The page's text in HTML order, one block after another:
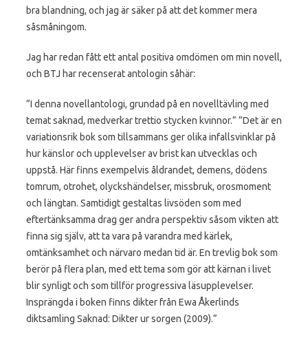
bra blandning, och jag är säker på att det kommer mera
såsmåningom.
Jag har redan fått ett antal positiva omdömen om min novell,
och BTJ har recenserat antologin såhär:
”I denna novellantologi, grundad på en novelltävling med
temat saknad, medverkar trettio stycken kvinnor.” ”Det är en
variationsrik bok som tillsammans ger olika infallsvinklar på
hur känslor och upplevelser av brist kan utvecklas och
uppstå. Här finns exempelvis åldrandet, demens, dödens
tomrum, otrohet, olyckshändelser, missbruk, orosmoment
och längtan. Samtidigtgestaltas livsöden som med
eftertänksamma drag ger andra perspektiv såsom vikten att
finna sig själv, att ta vara på varandra med kärlek,
omtänksamhet och närvaro medan tid är. En trevlig bok som
berör på flera plan, med ett tema som gör att kärnan i livet
blir synligt och som tillför progressiva läsupplevelser.
Insprängda i boken finns dikter från Ewa Åkerlinds
diktsamling Saknad: Dikter ur sorgen (2009).”